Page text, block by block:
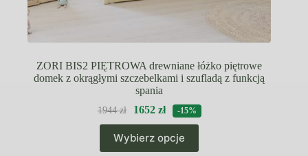
ZORI BIS2 PIĘTROWA drewniane łóżko piętrowe
domek z okrągłymi szczebelkami i szufladą z funkcją
spania
1944zł 1652 zł -15%
Wybierz opcje
produkt